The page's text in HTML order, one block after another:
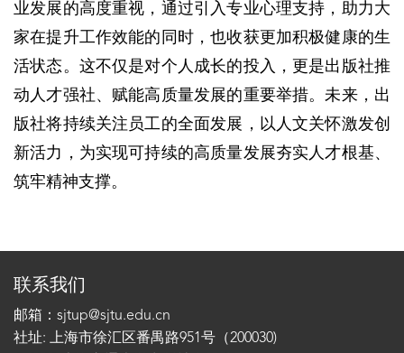
业发展的高度重视，通过引入专业心理支持，助力大
家在提升工作效能的同时，也收获更加积极健康的生
活状态。这不仅是对个人成长的投入，更是出版社推
动人才强社、赋能高质量发展的重要举措。未来，出
版社将持续关注员工的全面发展，以人文关怀激发创
新活力，为实现可持续的高质量发展夯实人才根基、
筑牢精神支撑。
联系我们
邮箱：sjtup@sjtu.edu.cn
社址: 上海市徐汇区番禺路951号（200030)